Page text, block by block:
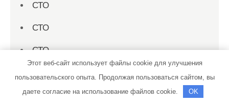
СТО
СТО
СТО
СТО Спеццентр
Этот веб-сайт использует файлы cookie для улучшения
пользовательского опыта. Продолжая пользоваться сайтом, вы
даете согласие на использование файлов cookie.
OK